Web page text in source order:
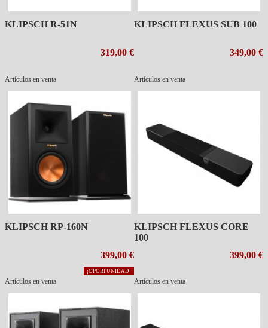
KLIPSCH R-51N
319,00 €
Artículos en venta
KLIPSCH FLEXUS SUB 100
349,00 €
Artículos en venta
KLIPSCH RP-160N
399,00 €
¡OPORTUNIDAD!
Artículos en venta
KLIPSCH FLEXUS CORE
100
399,00 €
Artículos en venta